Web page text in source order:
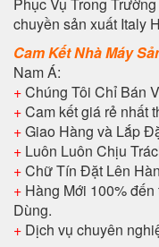
chuyền sản xuất Italy
Cam Kết Nhà Máy
Nam Á:
+Chúng Tôi Chỉ Bán
+Cam kết giá rẻ nhất
+Giao Hàng và Lắp
+ Luôn Luôn Chịu
+Chữ Tín Đặt Lên
+ Hàng Mới 100%
Dùng.
+ Dịch vụ chuyên